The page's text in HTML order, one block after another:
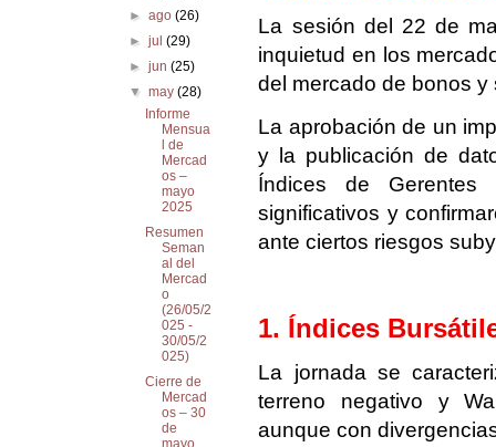
La sesión del 22 de
inquietud en los
del mercado de bonos
La aprobación de un
y la publicación de
Índices de Gerentes
significativos y
ante ciertos riesgos
1. Índices
La jornada se
terreno negativo y
aunque con
► ago (26)
► jul (29)
► jun (25)
▼ may (28)
Informe
Mensua
l de
Mercad
os –
mayo
2025
Resumen
Seman
al del
Mercad
o
(26/05/2
025 -
30/05/2
025)
Cierre de
Mercad
os – 30
de